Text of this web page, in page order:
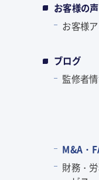
お客様の声
お客様
ブログ
監修者
M&A・
財務・